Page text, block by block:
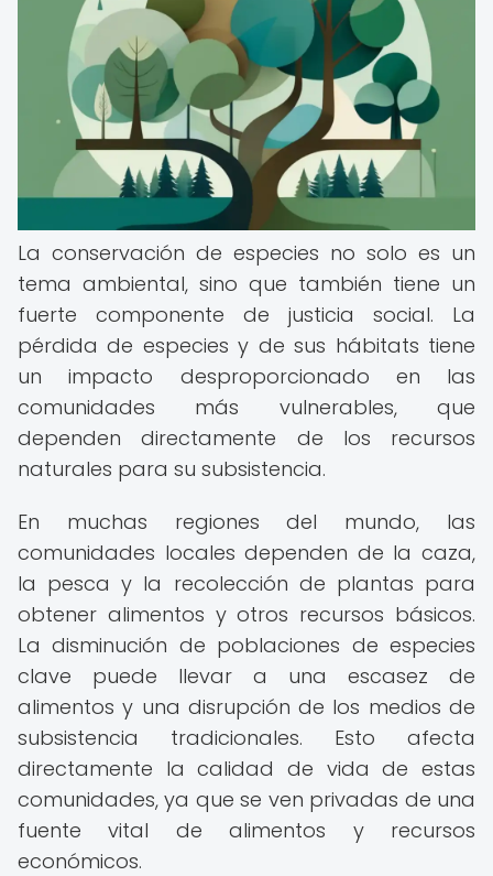
La conservación de especies no solo es un
tema ambiental, sino que también tiene un
fuerte componente de justicia social. La
pérdida de especies y de sus hábitats tiene
un impacto desproporcionado en las
comunidades más vulnerables, que
dependen directamente de los recursos
naturales para su subsistencia.
En muchas regiones del mundo, las
comunidades locales dependen de la caza,
la pesca y la recolección de plantas para
obtener alimentos y otros recursos básicos.
La disminución de poblaciones de especies
clave puede llevar a una escasez de
alimentos y una disrupción de los medios de
subsistencia tradicionales. Esto afecta
directamente la calidad de vida de estas
comunidades, ya que se ven privadas de una
fuente vital de alimentos y recursos
económicos.